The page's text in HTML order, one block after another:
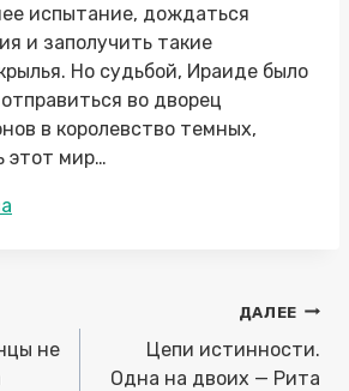
испытание, дождаться
и заполучить такие
Но судьбой, Ираиде было
во дворец
в королевство темных,
этот мир…
не
ДАЛЕЕ
Цепи истинности.
Одна на двоих — Рита